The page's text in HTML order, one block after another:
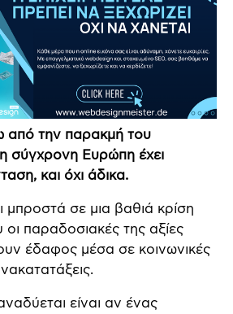
από την παρακμή του
σύγχρονη Ευρώπη έχει
και όχι άδικα.
μπροστά σε μια βαθιά κρίση
παραδοσιακές της αξίες
έδαφος μέσα σε κοινωνικές
είναι αν ένας